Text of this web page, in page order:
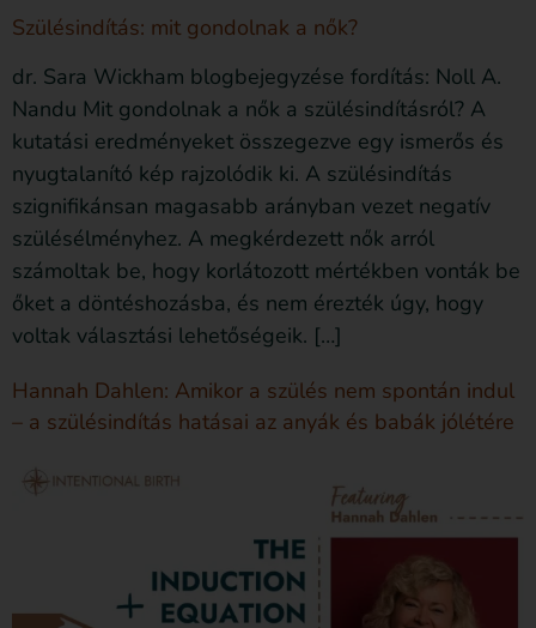
Szülésindítás: mit gondolnak a nők?
dr. Sara Wickham blogbejegyzése fordítás: Noll A.
Nandu Mit gondolnak a nők a szülésindításról? A
kutatási eredményeket összegezve egy ismerős és
nyugtalanító kép rajzolódik ki. A szülésindítás
szignifikánsan magasabb arányban vezet negatív
szülésélményhez. A megkérdezett nők arról
számoltak be, hogy korlátozott mértékben vonták be
őket a döntéshozásba, és nem érezték úgy, hogy
voltak választási lehetőségeik. […]
Hannah Dahlen: Amikor a szülés nem spontán indul
– a szülésindítás hatásai az anyák és babák jólétére